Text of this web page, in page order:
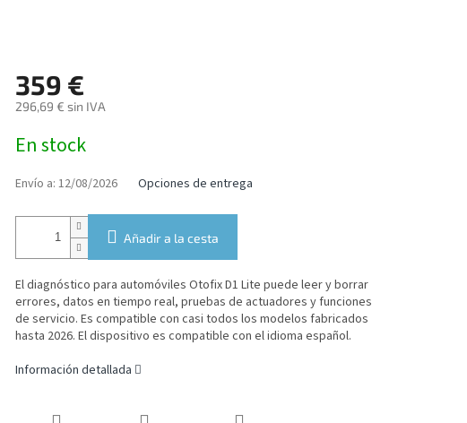
359 €
296,69 € sin IVA
de
medida:
En stock
Envío a: 12/08/2026 Opciones de entrega
Añadir a la cesta
El diagnóstico para automóviles Otofix D1 Lite puede leer y borrar
errores, datos en tiempo real, pruebas de actuadores y funciones
de servicio. Es compatible con casi todos los modelos fabricados
hasta 2026. El dispositivo es compatible con el idioma español.
Información detallada